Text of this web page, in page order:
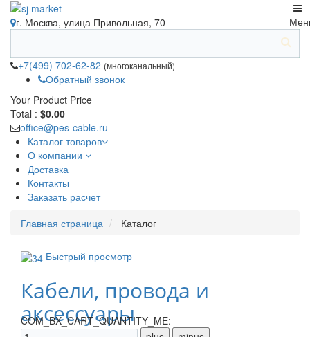
г. Москва, улица Привольная, 70
+7(499) 702-62-82 (многоканальный)
Обратный звонок
Your Product Price
Total : $0.00
office@pes-cable.ru
Каталог товаров
О компании
Доставка
Контакты
Заказать расчет
Главная страница Каталог
Быстрый просмотр
Кабели, провода и
аксессуары
COM_BX_CART_QUANTITY_ME: